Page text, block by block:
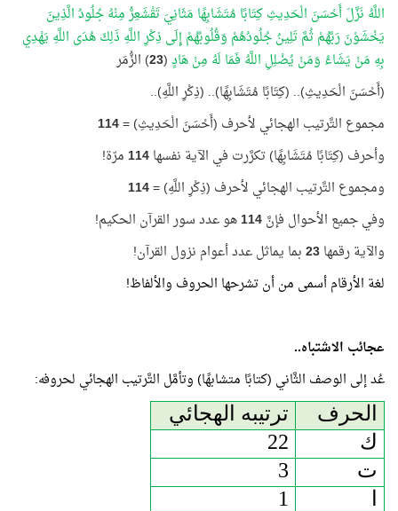
اللَّهُ نَزَّلَ أَحْسَنَ الْحَدِيثِ كِتَابًا مُتَشَابِهًا مَثَانِيَ تَقْشَعِرُّ مِنْهُ جُلُودُ الَّذِينَ
يَخْشَوْنَ رَبَّهُمْ ثُمَّ تَلِينُ جُلُودُهُمْ وَقُلُوبُهُمْ إِلَى ذِكْرِ اللَّهِ ذَلِكَ هُدَى اللَّهِ يَهْدِي
بِهِ مَنْ يَشَاءُ وَمَنْ يُضْلِلِ اللَّهُ فَمَا لَهُ مِنْ هَادٍ(
23) الزُّمَر
(أَحْسَنَ الْحَدِيثِ).. (كِتَابًا مُتَشَابِهًا).. (ذِكْرِ اللَّهِ)..
مجموع التَّرتيب الهجائي لأحرف (أَحْسَنَ الْحَدِيثِ) =114
وأحرف (كِتَابًا مُتَشَابِهًا) تكرَّرت في الآية نفسها114مرّة!
ومجموع التَّرتيب الهجائي لأحرف (ذِكْرِ اللَّهِ) =114
وفي جميع الأحوال فإنَّ114هو عدد سور القرآن الحكيم!
والآية رقمها23بما يماثل عدد أعوام نزول القرآن!
لغة الأرقام أسمى من أن تشرحها الحروف والألفاظ!
عجائب الاشتباه..
عُد إلى الوصف الثَّاني (كتابًا متشابهًا) وتأمَّل التَّرتيب الهجائي لحروفه:
الحرف
ترتيبه الهجائي
ك
22
ت
3
1